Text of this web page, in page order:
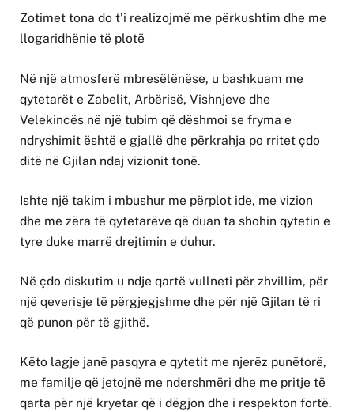
Zotimet tona do t’i realizojmë me përkushtim dhe me
llogaridhënie të plotë
Në një atmosferë mbresëlënëse, u bashkuam me
qytetarët e Zabelit, Arbërisë, Vishnjeve dhe
Velekincës në një tubim që dëshmoi se fryma e
ndryshimit është e gjallë dhe përkrahja po rritet çdo
ditë në Gjilan ndaj vizionit tonë.
Ishte një takim i mbushur me përplot ide, me vizion
dhe me zëra të qytetarëve që duan ta shohin qytetin e
tyre duke marrë drejtimin e duhur.
Në çdo diskutim u ndje qartë vullneti për zhvillim, për
një qeverisje të përgjegjshme dhe për një Gjilan të ri
që punon për të gjithë.
Këto lagje janë pasqyra e qytetit me njerëz punëtorë,
me familje që jetojnë me ndershmëri dhe me pritje të
qarta për një kryetar që i dëgjon dhe i respekton fortë.